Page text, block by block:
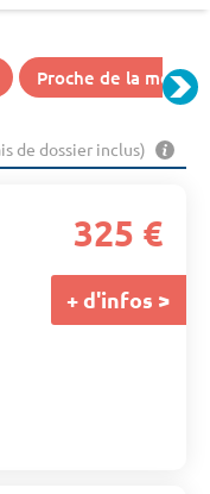
Proche de la mer
de dossier inclus)
325 €
+ d'infos >